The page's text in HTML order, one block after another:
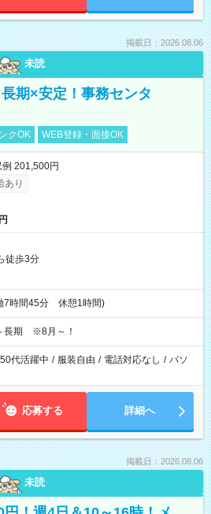
掲載日：2026.08.06
未読
長期×安定！事務センタ
クOK WEB登録・面接OK
201,500円
あり
徒歩3分
7時間45分 休憩1時間)
長期 ※8月～！
代活躍中 / 服装自由 / 電話対応なし / パソ
応募する 詳細へ
掲載日：2026.08.06
未読